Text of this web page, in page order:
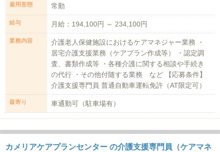
雇用形態 常勤
給与 月給：194,100円 ～ 234,100円
業務内容
介護老人保健施設におけるケアマネジャー業務 ・
居宅介護支援業務（ケアプラン作成等） ・認定調
査、書類作成等 ・各種介護に関する相談や手続き
の代行 ・その他付随する業務 など 【応募条件】
介護支援専門員 普通自動車運転免許（AT限定可）
最寄り 車通勤可（駐車場有）
カメリアケアプランセンター の介護支援専門員（ケアマネ